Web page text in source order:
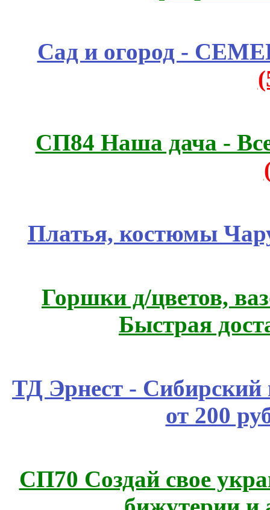
Сад и огород -
СП84 Наша дача -
Платья, костюмы
Горшки д/цветов,
Быстрая
ТД Эрнест - Сибирский
от 200
СП70 Создай свое